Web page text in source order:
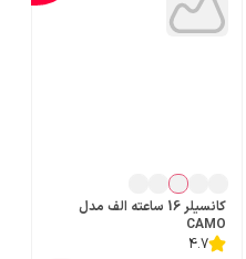
کانسیلر 16 ساعته الف مدل
CAMO
4.7